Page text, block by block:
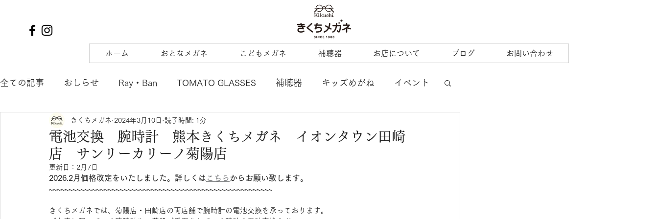
ホーム おとなメガネ こどもメガネ 補聴器 お店について ブログ お問い合わせ
全ての記事 おしらせ Ray・Ban TOMATO GLASSES 補聴器 キッズめがね イベント
TIFFANY&Co. to hers SOLAIZ DJUAL
SAMURAI SHO mu tsubura AQUALIBERTY
電池交換 腕時計 熊本きくちメガネ イオンタウン田崎
店 サンリーカリーノ菊陽店
きくちメガネ 2024年3月10日 読了時間: 1分
更新日： 2月7日
2026.2月価格改定をいたしました。詳しくは こちら からお願い致します。
~~~~~~~~~~~~~~~~~~~~~~~~~~~~~~~~~~~~~~~~~~~~~~~~~~~~~~~~~
きくちメガネでは、菊陽店・田崎店の両店舗で腕時計の電池交換を承っております。